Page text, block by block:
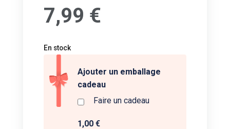
7,99 €
En stock
Ajouter un emballage
cadeau
Faire un cadeau
1,00 €